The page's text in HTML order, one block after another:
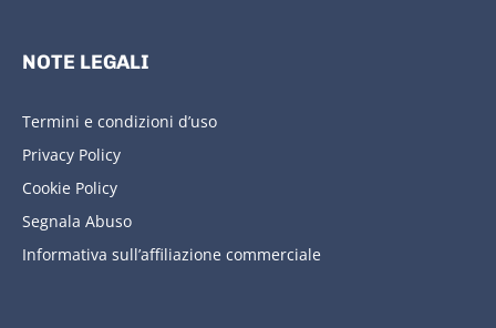
NOTE LEGALI
Termini e condizioni d’uso
Privacy Policy
Cookie Policy
Segnala Abuso
Informativa sull’affiliazione commerciale